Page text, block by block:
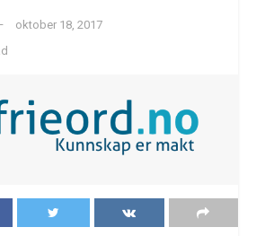
oktober 18, 2017